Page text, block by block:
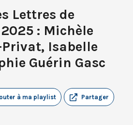
Lettres de
: Michèle
Isabelle
Guérin Gasc
Partager
à ma playlist